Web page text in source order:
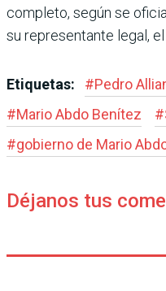
completo, según se
su representante legal,
Etiquetas: #Pedro
#Mario Abdo Benítez #
#gobierno de Mario
Déjanos tus